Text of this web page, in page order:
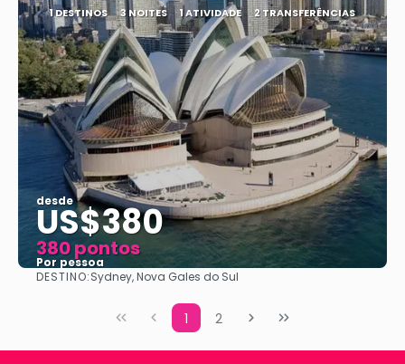
1 DESTINOS 3 NOITES 1 ATIVIDADE 2 TRANSFERÊNCIAS
desde
US$380
380 pontos
Por pessoa
Vejo
DESTINO:Sydney, Nova Gales do Sul
1 2